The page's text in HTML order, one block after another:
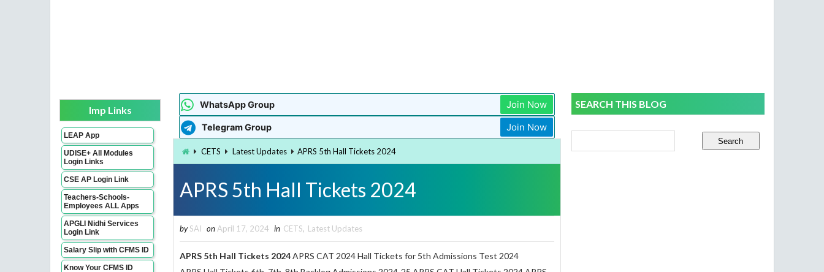
Imp Links
LEAP App
UDISE+ All Modules
Login Links
CSE AP Login Link
Teachers-Schools-
Employees ALL Apps
APGLI Nidhi Services
Login Link
Salary Slip with CFMS ID
Know Your CFMS ID
WhatsApp Group Join Now
Telegram Group Join Now
CETS Latest Updates APRS 5th Hall Tickets 2024
APRS 5th Hall Tickets 2024
by SAI on April 17, 2024 in CETS, Latest Updates
APRS 5th Hall Tickets 2024APRS CAT 2024 Hall Tickets for 5th Admissions Test 2024
SEARCH THIS BLOG